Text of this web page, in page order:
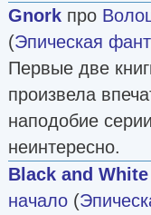
Gnork про
(Эпическая
Первые две
произвела
наподобие
неинтересно.
Black and White
начало (